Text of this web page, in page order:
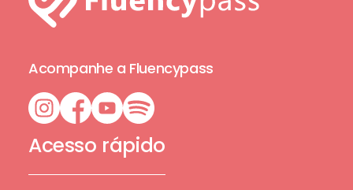
Acompanhe a Fluencypass
Acesso rápido